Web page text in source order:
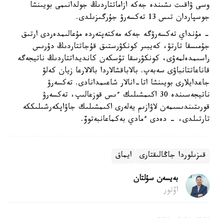
وسى ۋاقىت ىشىندە جەكە ازاماتتاردىڭ جولدانىمى بويىنشا
جوسپاردان تىس 13 تەكسەرۋ جۇرگىزىلدى.
- مۇنداي تەكسەرۋگە جەكە مەكتەپتەردە مۇعالىمدەردى ارتىق
جۇمىسقا تارتۋ، كەيبىر كونكۋرستىق قۇجاتتاردىڭ دۇرىس
راسىمدەلمەۋى، كونكۋرسقا تۇسكەن كانديداتتاردىڭ ناتيجەگە
قاناعاتتانباۋى سەبەپ. بالاباقشالاردا بالالارعا زيان كەلۋ
جاعدايلارى بويىنشا اتا-انالار شاعىمدانادى. تەكسەرۋ
ناتيجەسىندە 30 اكىمشىلىك ءىس قوزعالىپ، تەكسەرۋ
قورىتىندىسىمەن لاۋازىم يەلەرى اكىمشىلىك جاۋاپكەرشىلىككە
تارتىلدى، - دەدى ءمادي بەكماعانبەتوۆ.
قىزىلوردا جاڭالىقتارى ايماق
بەيسەن سۇلتان
اۆتور